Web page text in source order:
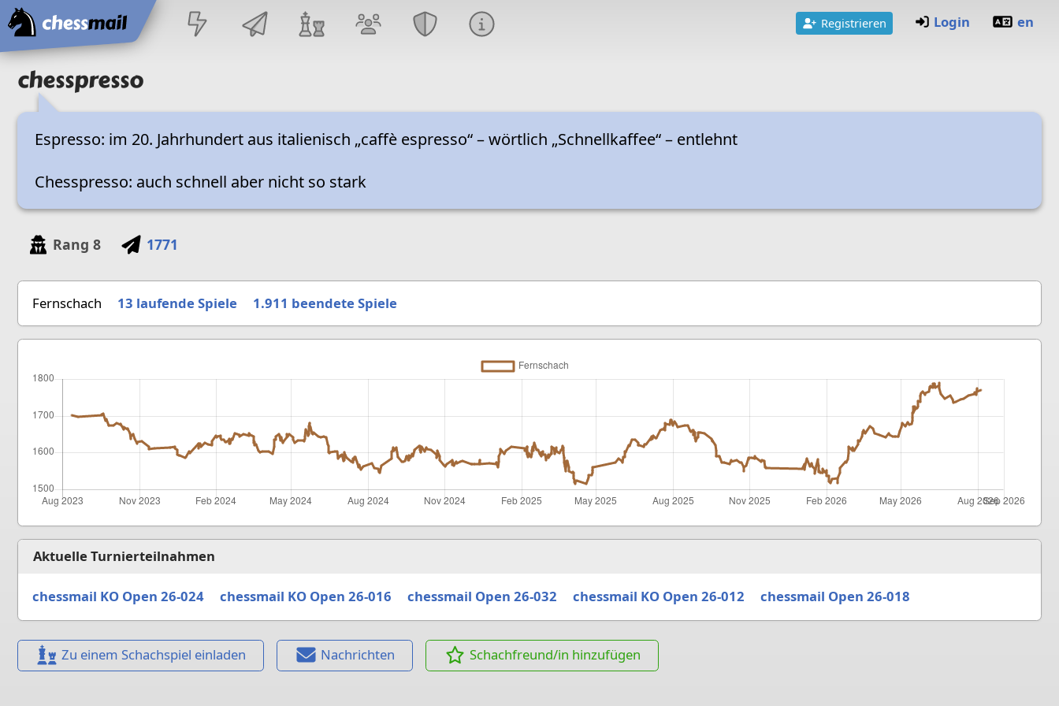
Startseite
Registrieren Login en
chesspresso
Espresso: im 20. Jahrhundert aus italienisch „caffè espresso“ – wörtlich „Schnellkaffee“ – entlehnt
Chesspresso: auch schnell aber nicht so stark
Rang 8 1771
Fernschach 13 laufende Spiele 1.911 beendete Spiele
Aktuelle Turnierteilnahmen
chessmail KO Open 26-024 chessmail KO Open 26-016 chessmail Open 26-032 chessmail KO Open 26-012 chessmail Open 26-018
Zu einem Schachspiel einladen Nachrichten Schachfreund/in hinzufügen